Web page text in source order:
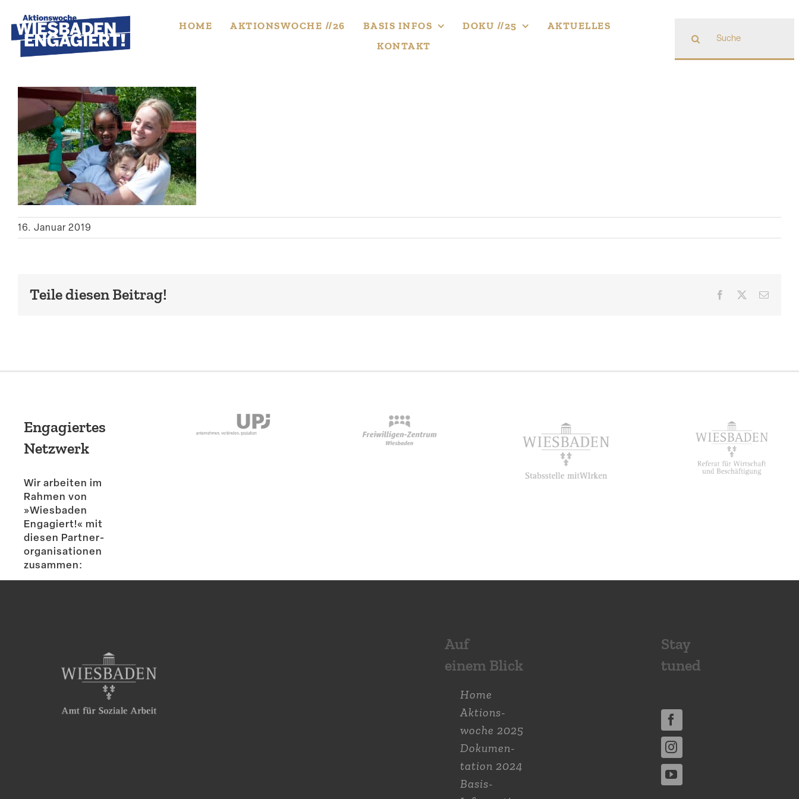
to
content
HOME AKTIONS­WOCHE //26 BASIS INFOS DOKU //25
AKTUELLES
KONTAKT
nach:
16. Januar 2019
Teile diesen Beitrag! Facebook
Engagiertes
Netzwerk
Wir arbeiten im
Rahmen von
»Wiesbaden
Engagiert!« mit
diesen Partner­
or­ga­ni­sa­tionen
zusammen:
Auf
einem Blick
Home
Aktions­
woche 2025
Dokumen­
tation 2024
Basis-
Stay
tuned